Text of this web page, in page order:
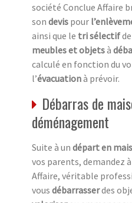
société Conclue Affaire
son devis pour
ainsi que le tri sélectif
meubles et objetsà
calculé en fonction du
l’évacuationà prévoir.
Débarras de
déménagement
Suite à un départ en
vos parents, demandez
Affaire, véritable
vous débarrasserdes